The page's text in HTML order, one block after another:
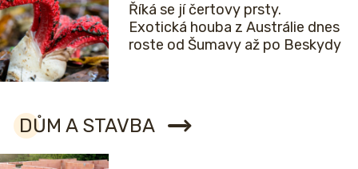
Říká se jí čertovy prsty.
Exotická houba z Austrálie dnes
roste od Šumavy až po Beskydy
DŮM A STAVBA